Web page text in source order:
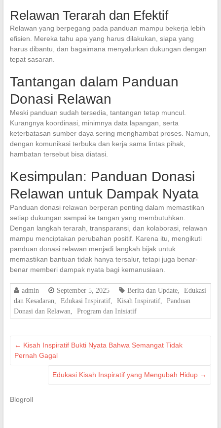
Relawan Terarah dan Efektif
Relawan yang berpegang pada panduan mampu bekerja lebih
efisien. Mereka tahu apa yang harus dilakukan, siapa yang
harus dibantu, dan bagaimana menyalurkan dukungan dengan
tepat sasaran.
Tantangan dalam Panduan
Donasi Relawan
Meski panduan sudah tersedia, tantangan tetap muncul.
Kurangnya koordinasi, minimnya data lapangan, serta
keterbatasan sumber daya sering menghambat proses. Namun,
dengan komunikasi terbuka dan kerja sama lintas pihak,
hambatan tersebut bisa diatasi.
Kesimpulan: Panduan Donasi
Relawan untuk Dampak Nyata
Panduan donasi relawan berperan penting dalam memastikan
setiap dukungan sampai ke tangan yang membutuhkan.
Dengan langkah terarah, transparansi, dan kolaborasi, relawan
mampu menciptakan perubahan positif. Karena itu, mengikuti
panduan donasi relawan menjadi langkah bijak untuk
memastikan bantuan tidak hanya tersalur, tetapi juga benar-
benar memberi dampak nyata bagi kemanusiaan.
admin September 5, 2025 Berita dan Update,
Edukasi
dan Kesadaran
Edukasi Inspiratif, Kisah Inspiratif,
Panduan
Donasi dan Relawan
Program dan Inisiatif
← Kisah Inspiratif Bukti Nyata Bahwa Semangat Tidak
Pernah Gagal
Edukasi Kisah Inspiratif yang Mengubah Hidup →
Blogroll